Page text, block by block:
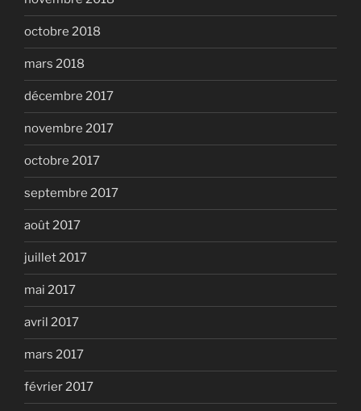
octobre 2018
mars 2018
décembre 2017
novembre 2017
octobre 2017
septembre 2017
août 2017
juillet 2017
mai 2017
avril 2017
mars 2017
février 2017